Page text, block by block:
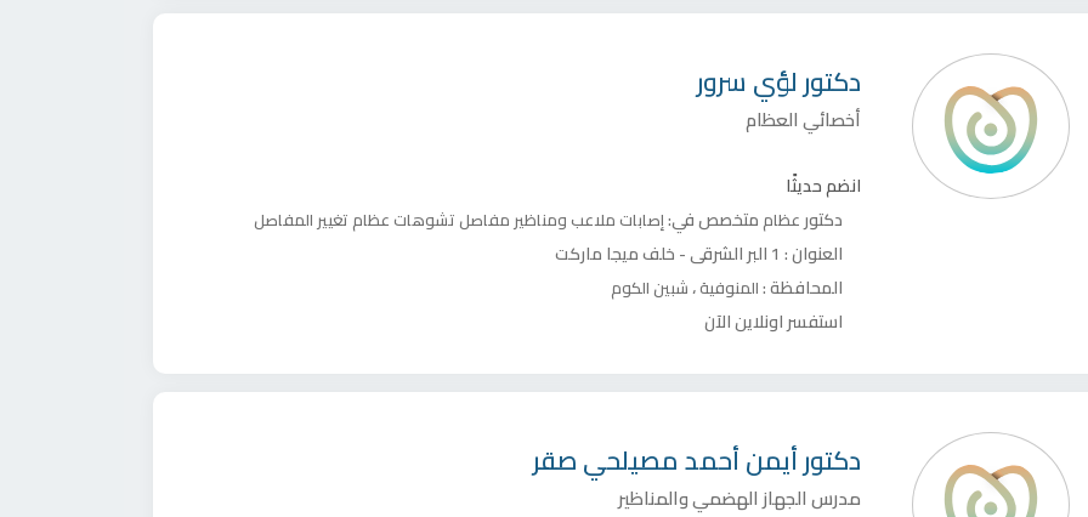
دكتورلؤي سرور
أخصائي العظام
انضم حديثًا
دكتور عظام متخصص في:إصابات ملاعب ومناظير مفاصل تشوهات عظام تغيير المفاصل
العنوان : 1 البر الشرقي - خلف ميجا ماركت
المحافظة :المنوفية،شبين الكوم
استفسر اونلاين الآن
دكتورأيمن أحمد مصيلحي صقر
مدرس الجهاز الهضمي والمناظير